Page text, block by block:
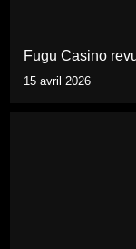
Fugu Casino
15 avril 2026